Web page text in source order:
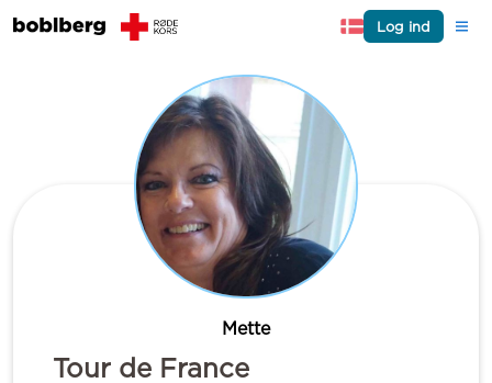
Log ind
Mette
Tour de France